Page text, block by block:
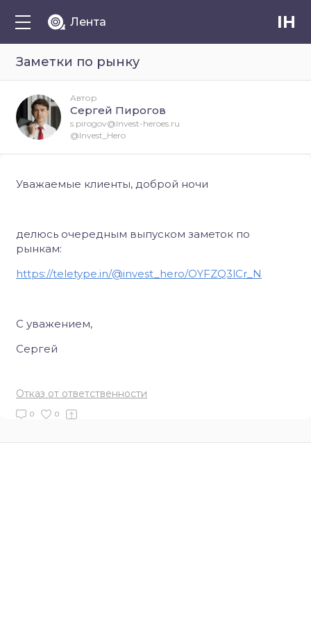
Лента IH
Заметки по рынку
Уважаемые клиенты, доброй ночи
делюсь очередным выпуском заметок по
рынкам:
https://teletype.in/@invest_hero/OYFZQ3lCr_N
С уважением,
Сергей
Отказ от ответственности
0 0
Автор
Сергей Пирогов
s.pirogov@Invest-heroes.ru
@Invest_Hero